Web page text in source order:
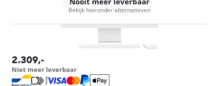
Bekijk hieronder alternatieven
2.309,-
Niet meer leverbaar